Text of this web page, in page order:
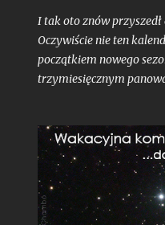
I tak oto znów
Oczywiście nie ten
początkiem nowego
trzymiesięcznym
Ziemia niedługo po
Słońca w ciągu roku,
okrążenie wokół naszej
nieskończonych
niepozorny wpis,